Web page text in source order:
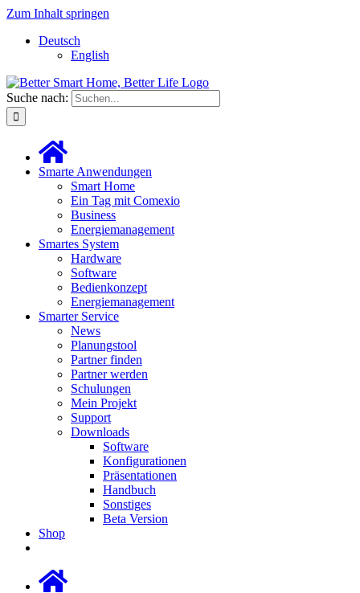
Zum Inhalt springen
Deutsch
English
Suche nach:
Smarte Anwendungen
Smart Home
Ein Tag mit Comexio
Business
Energiemanagement
Smartes System
Hardware
Software
Bedienkonzept
Energiemanagement
Smarter Service
News
Planungstool
Partner finden
Partner werden
Schulungen
Mein Projekt
Support
Downloads
Software
Konfigurationen
Präsentationen
Handbuch
Sonstiges
Beta Version
Shop